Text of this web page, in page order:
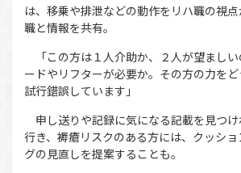
は、移乗や排泄などの動作をリハ職の視
職と情報を共有。
「この方は１人介助か、２人が望まし
ードやリフターが必要か。その方の力を
試行錯誤しています」
申し送りや記録に気になる記載を見つ
行き、褥瘡リスクのある方には、クッシ
グの見直しを提案することも。